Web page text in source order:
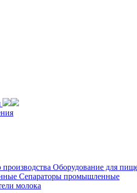
Оборудование для
Сепараторы промышленные
молока